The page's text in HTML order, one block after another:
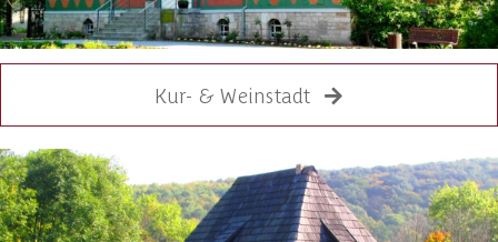
Kur- & Weinstadt